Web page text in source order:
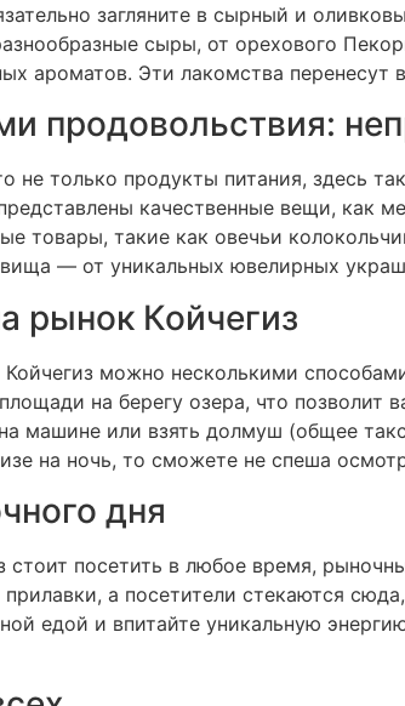
загляните в сырный и
сыры, от орехового
ароматов. Эти лакомства
продовольствия:
не только продукты питания, здесь
качественные вещи, как
товары, такие как овечьи
— от уникальных ювелирных
рынок Койчегиз
можно несколькими
на берегу озера, что
машине или взять долмуш (общее
на ночь, то сможете не спеша
дня
стоит посетить в любое время,
а посетители стекаются
едой и впитайте уникальную